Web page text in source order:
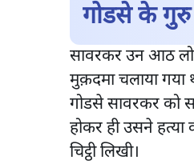
गोडसे के
सावरकर उन आठ
मुक़दमा चलाया
गोडसे सावरकर को
होकर ही उसने
चिट्ठी लिखी।